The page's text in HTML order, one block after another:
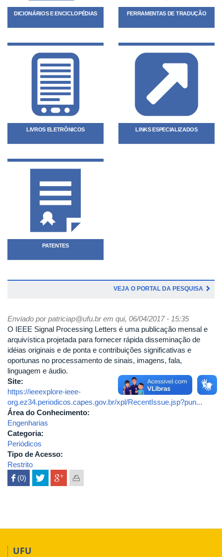
DICIONÁRIOS E ENCICLOPÉDIAS FERRAMENTAS DE TRADUÇÃO
LIVROS ELETRÔNICOS LINKS ESPECIALIZADOS
PATENTES
VEJA O PORTAL DA PESQUISA
Enviado porpatriciap@ufu.brem qui, 06/04/2017 - 15:35
O IEEE Signal Processing Letters é uma publicação mensal e
arquivística projetada para fornecer rápida disseminação de
idéias originais e de ponta e contribuições significativas e
oportunas no processamento de sinais, imagens, fala,
linguagem e áudio.
Site:
https://ieeexplore-ieee-
org.ez34.periodicos.capes.gov.br/xpl/RecentIssue.jsp?pun...
Área do Conhecimento:
Engenharias
Categoria:
Periódicos
Tipo de Acesso:
Restrito
 (0)
UFU